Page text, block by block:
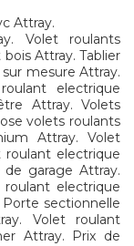
Attray.
Volet roulants
Attray. Tablier
mesure Attray.
electrique
Attray. Volets
volets roulants
Attray. Volet
roulant electrique
garage Attray.
electrique
sectionnelle
Volet roulant
Attray. Prix de